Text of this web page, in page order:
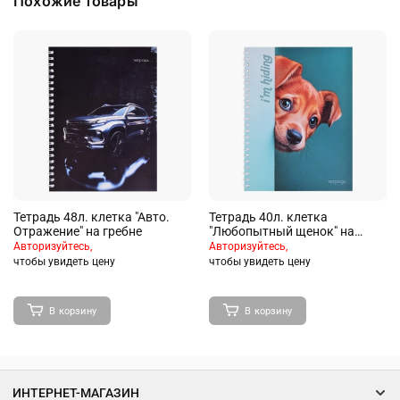
Тетрадь 48л. клетка "Авто.
Отражение" на гребне
Авторизуйтесь,
чтобы увидеть цену
В корзину
Тетрадь 40л. клетка
"Любопытный щенок" на
гребне
Авторизуйтесь,
чтобы увидеть цену
В корзину
ИНТЕРНЕТ-МАГАЗИН